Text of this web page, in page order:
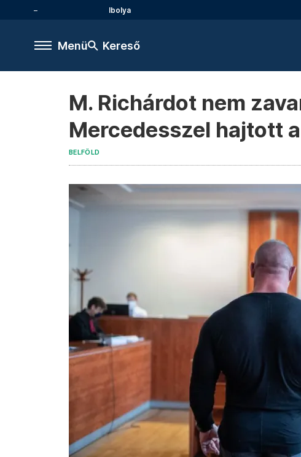
Ibolya
Menü Kereső
M. Richárdot nem
Mercedesszel hajtott
BELFÖLD